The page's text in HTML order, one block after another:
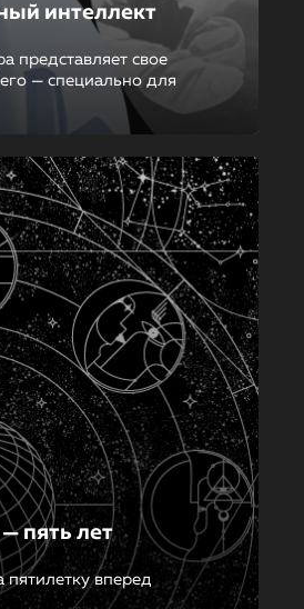
интеллект
представляет свое
— специально для
пять лет
пятилетку вперед